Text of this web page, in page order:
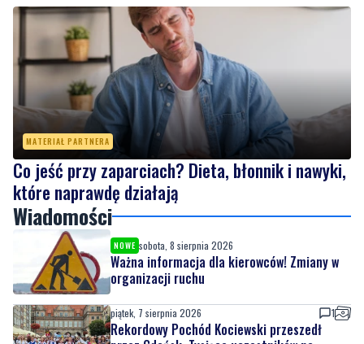
MATERIAŁ PARTNERA
Co jeść przy zaparciach? Dieta, błonnik i nawyki,
które naprawdę działają
Wiadomości
NOWE sobota, 8 sierpnia 2026
Ważna informacja dla kierowców! Zmiany w
organizacji ruchu
piątek, 7 sierpnia 2026 1
Rekordowy Pochód Kociewski przeszedł